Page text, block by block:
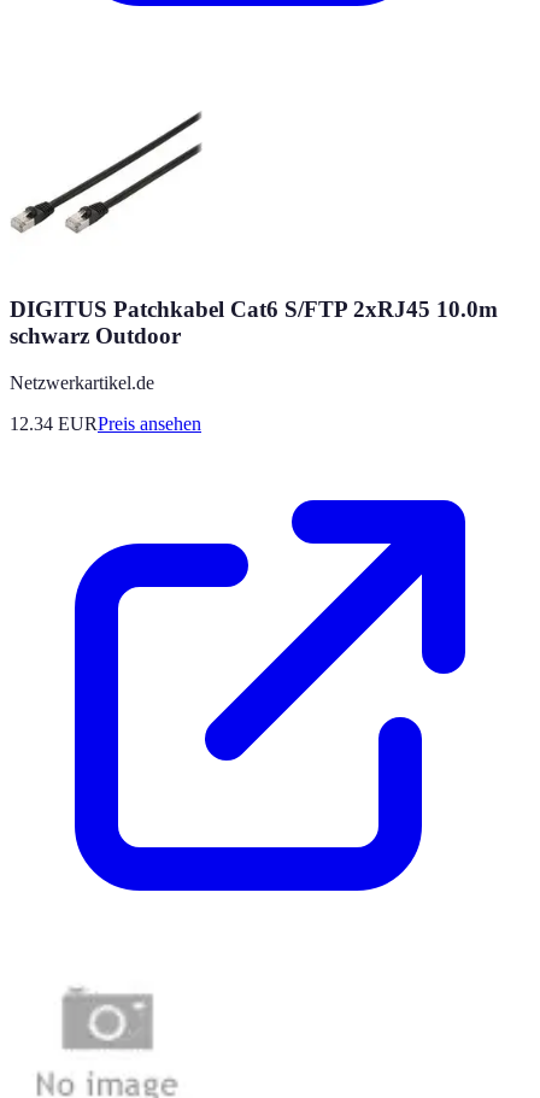
DIGITUS Patchkabel Cat6 S/FTP 2xRJ45 10.0m
schwarz Outdoor
Netzwerkartikel.de
12.34 EURPreis ansehen